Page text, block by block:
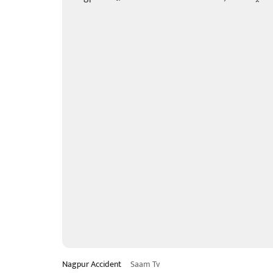
Nagpur Accident Saam Tv